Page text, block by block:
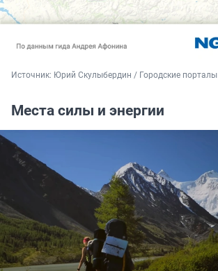
Источник: Юрий Скулыбердин / Городские порталы
Места силы и энергии